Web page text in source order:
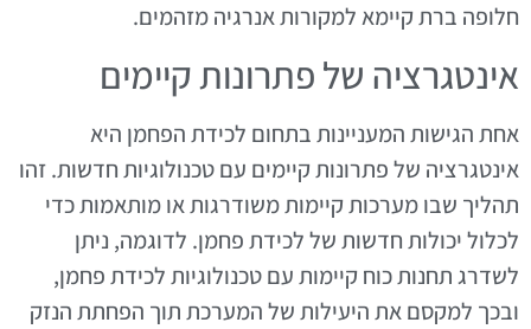
חלופה ברת קיימא למקורות אנרגיה מזהמים.
אינטגרציה של פתרונות קיימים
אחת הגישות המעניינות בתחום לכידת הפחמן היא
אינטגרציה של פתרונות קיימים עם טכנולוגיות חדשות. זהו
תהליך שבו מערכות קיימות משודרגות או מותאמות כדי
לכלול יכולות חדשות של לכידת פחמן. לדוגמה, ניתן
לשדרג תחנות כוח קיימות עם טכנולוגיות לכידת פחמן,
ובכך למקסם את היעילות של המערכת תוך הפחתת הנזק